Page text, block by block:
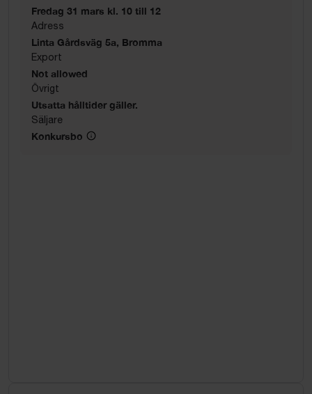
Fredag 31 mars kl. 10 till 12
Adress
Linta Gårdsväg 5a, Bromma
Export
Not allowed
Övrigt
Utsatta hålltider gäller.
Säljare
Konkursbo